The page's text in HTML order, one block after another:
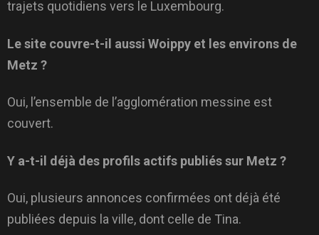
trajets quotidiens vers le Luxembourg.
Le site couvre-t-il aussi Woippy et les environs de
Metz ?
Oui, l’ensemble de l’agglomération messine est
couvert.
Y a-t-il déjà des profils actifs publiés sur Metz ?
Oui, plusieurs annonces confirmées ont déjà été
publiées depuis la ville, dont celle de Tina.